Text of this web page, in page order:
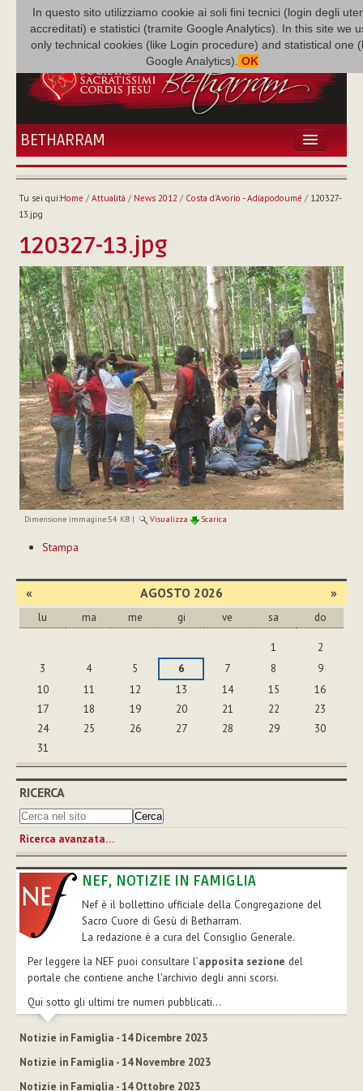
In questo sito utilizziamo cookie ai soli fini tecnici (login degli
accreditati) e statistici (tramite Google Analytics). In this site we
only technical cookies (like Login procedure) and statistical one
Google Analytics). OK
BETHARRAM
HOME
BÉTHARRAM
MISSIONE
NEF
MEDIATECA
P. AUGUSTO ETCHECOPAR
Tu sei qui:Home / Attualità / News 2012 / Costa d'Avorio - Adiapodoumé / 120327-
13.jpg
120327-13.jpg
Dimensione immagine:54 KB| Visualizza Scarica
sul
Stampa
« AGOSTO 2026 »
lu ma me gi ve sa do
1
2
3
4 5 6 7 8
9
10
11 12 13 14 15
16
17
18 19 20 21 22
23
24
25 26 27 28 29
30
31
RICERCA
Ricerca avanzata…
NEF, NOTIZIE IN FAMIGLIA
Nef è il bollettino ufficiale della Congregazione del
Sacro Cuore di Gesù di Betharram.
La redazione è a cura del Consiglio Generale.
Per leggere la NEF puoi consultare l’apposita sezione del
portale che contiene anche l'archivio degli anni scorsi.
Qui sotto gli ultimi tre numeri pubblicati...
Notizie in Famiglia - 14 Dicembre 2023
Notizie in Famiglia - 14 Novembre 2023
Notizie in Famiglia - 14 Ottobre 2023